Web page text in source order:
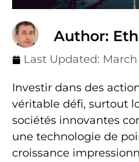
Author:
Last Updated: March
Investir dans des
véritable défi, surtout
sociétés innovantes
une technologie de
croissance